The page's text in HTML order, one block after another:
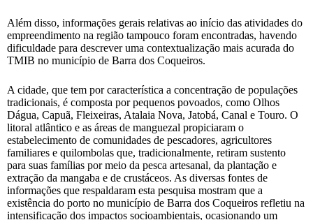
Além disso, informações gerais relativas ao início das atividades do
empreendimento na região tampouco foram encontradas, havendo
dificuldade para descrever uma contextualização mais acurada do
TMIB no município de Barra dos Coqueiros.
A cidade, que tem por característica a concentração de populações
tradicionais, é composta por pequenos povoados, como Olhos
Dágua, Capuã, Fleixeiras, Atalaia Nova, Jatobá, Canal e Touro. O
litoral atlântico e as áreas de manguezal propiciaram o
estabelecimento de comunidades de pescadores, agricultores
familiares e quilombolas que, tradicionalmente, retiram sustento
para suas famílias por meio da pesca artesanal, da plantação e
extração da mangaba e de crustáceos. As diversas fontes de
informações que respaldaram esta pesquisa mostram que a
existência do porto no município de Barra dos Coqueiros refletiu na
intensificação dos impactos socioambientais, ocasionando um